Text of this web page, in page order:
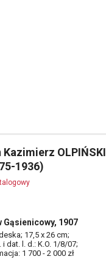
Kazimierz OLPIŃSKI
1936)
Gąsienicowy, 1907
17,5 x 26 cm;
i dat. l. d.: K.O. 1/8/07;
1 700 - 2 000 zł